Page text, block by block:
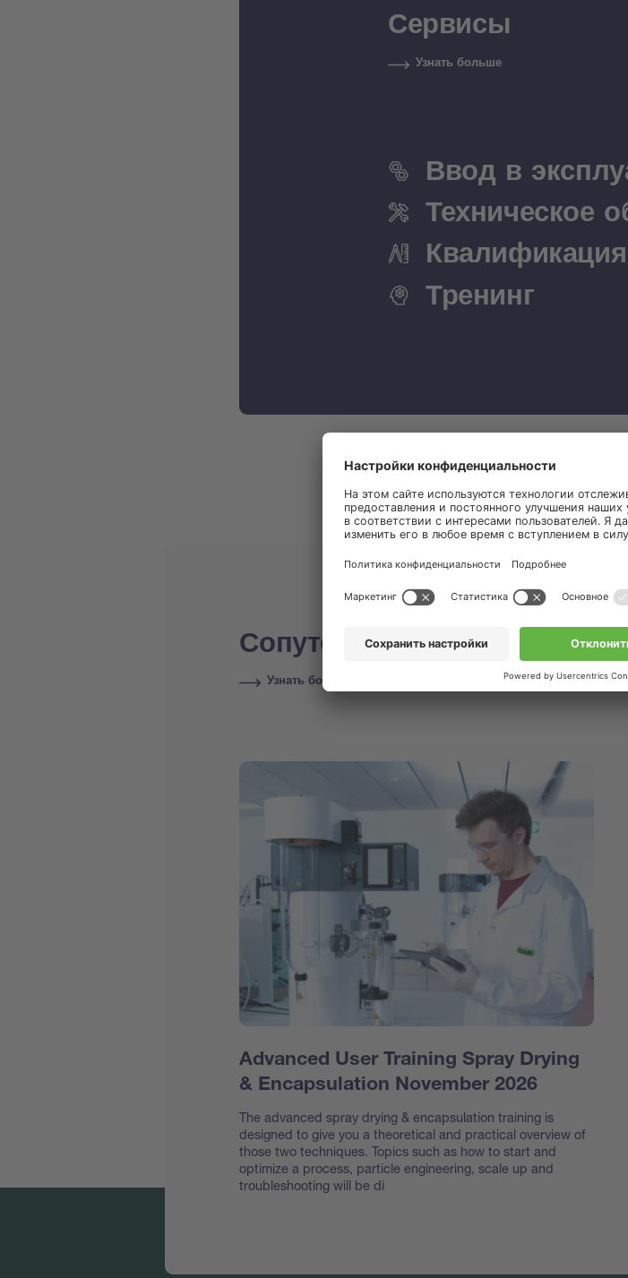
Сервисы
Узнать больше
Ввод в
Техническое
Тренинг
Сопутствующие курсы и
Узнать больше
Advanced User Training Spray Drying
& Encapsulation November 2026
The advanced spray drying & encapsulation training is
designed to give you a theoretical and practical overview of
those two techniques. Topics such as how to start and
optimize a process, particle engineering, scale up and
troubleshooting will be di